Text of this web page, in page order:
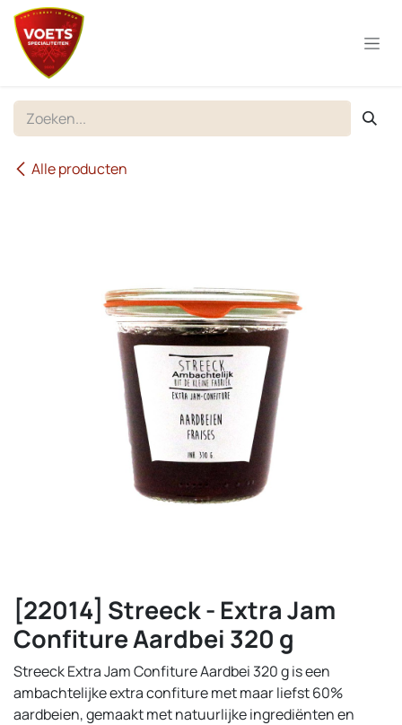
Overslaan naar inhoud
Alle producten
[22014] Streeck - Extra Jam
Confiture Aardbei 320 g
Streeck Extra Jam Confiture Aardbei 320 g is een
ambachtelijke extra confiture met maar liefst 60%
aardbeien, gemaakt met natuurlijke ingrediënten en